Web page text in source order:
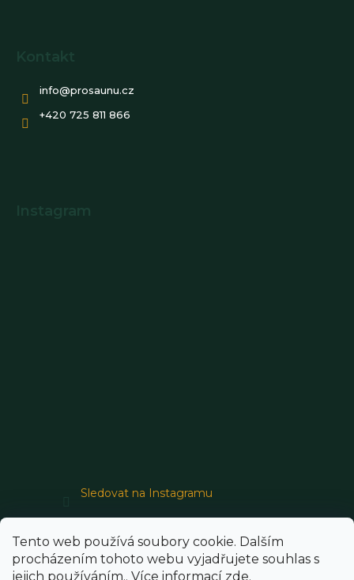
Tento web používá soubory cookie. Dalším
procházením tohoto webu vyjadřujete souhlas s
jejich používáním.. Více informací zde.
Kontakt
info@prosaunu.cz
+420 725 811 866
Instagram
Sledovat na Instagramu